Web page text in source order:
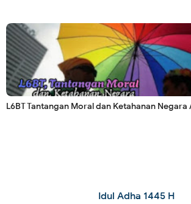
L6BT Tantangan Moral dan Ketahanan
Idul Adha 1445 H